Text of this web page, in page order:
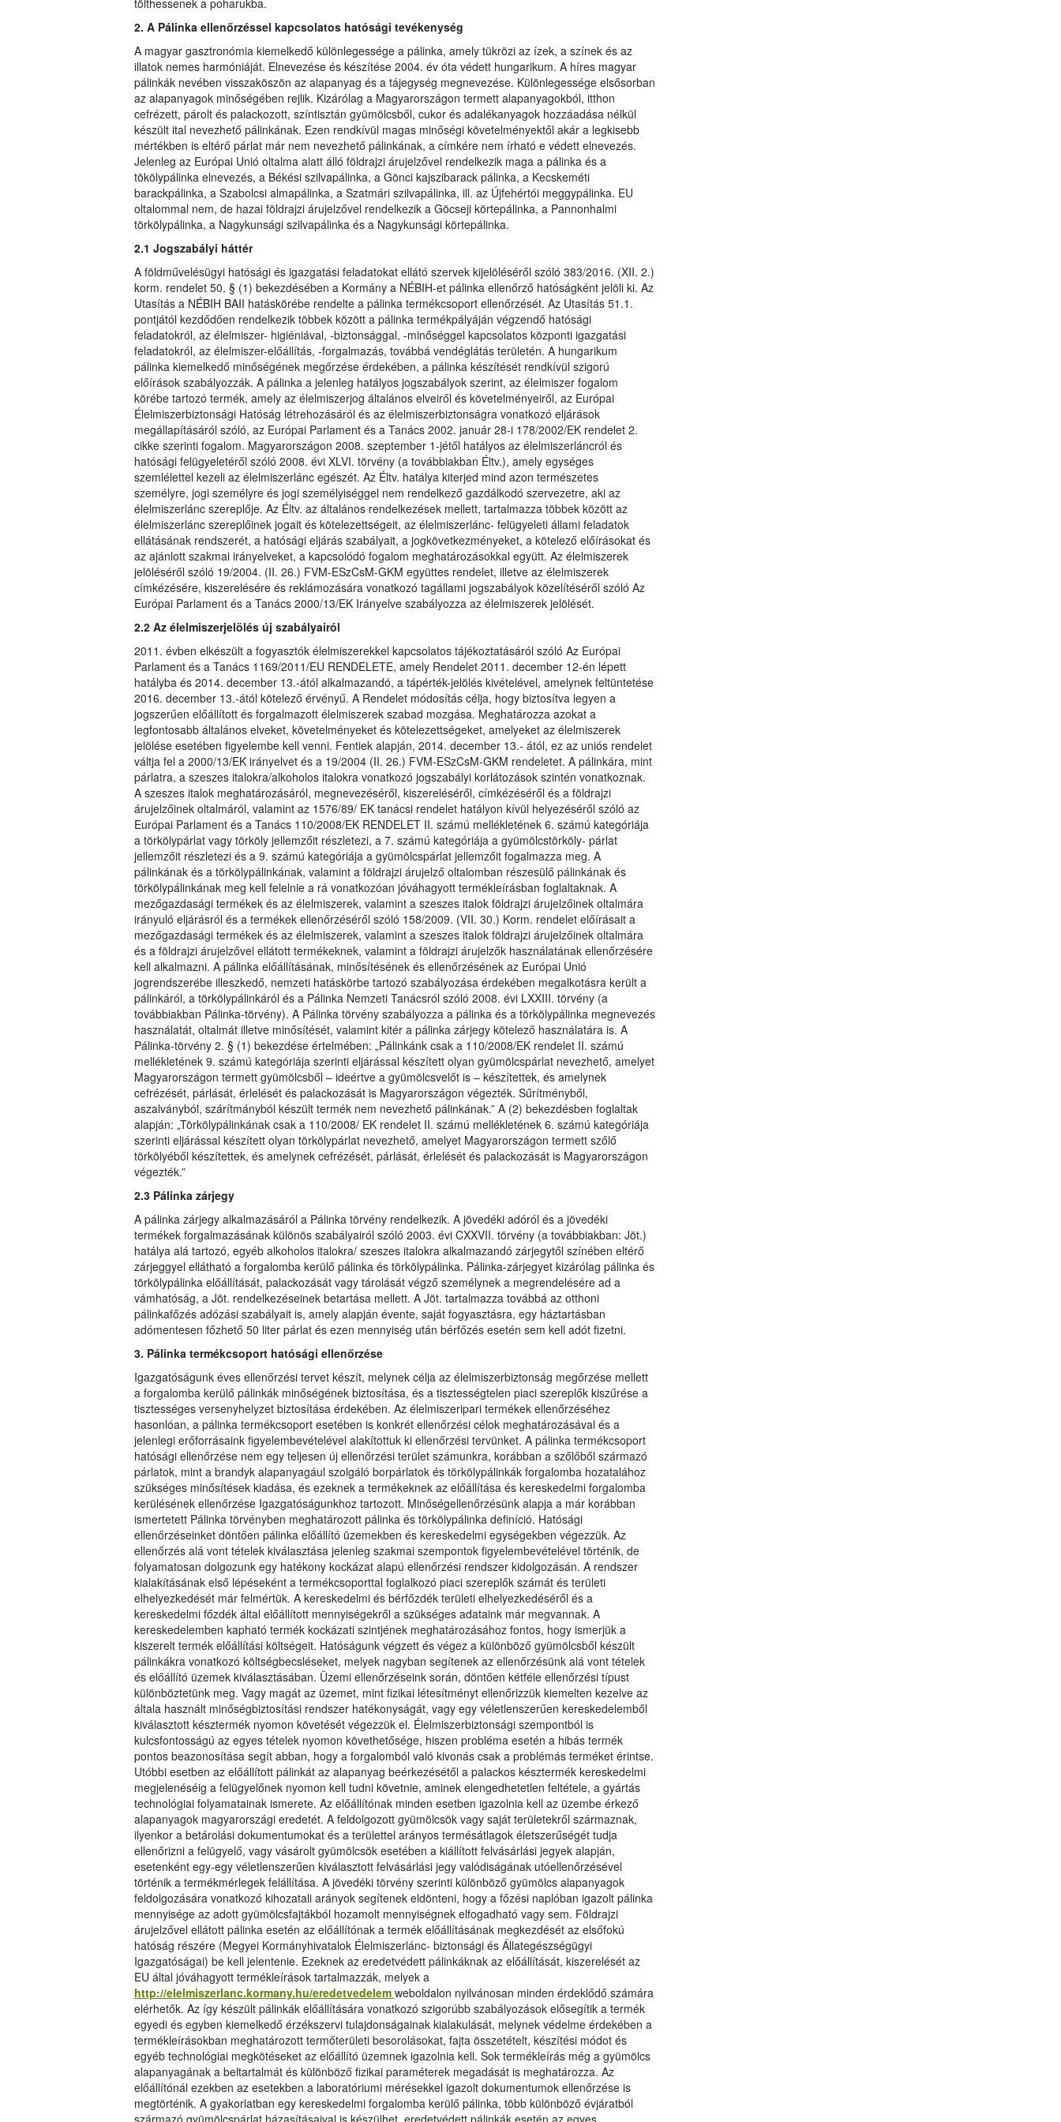
tölthessenek a poharukba.
2. A Pálinka ellenőrzéssel kapcsolatos hatósági tevékenység
A magyar gasztronómia kiemelkedő különlegessége a pálinka, amely tükrözi az ízek, a színek és az
illatok nemes harmóniáját. Elnevezése és készítése 2004. év óta védett hungarikum. A híres magyar
pálinkák nevében visszaköszön az alapanyag és a tájegység megnevezése. Különlegessége elsősorban
az alapanyagok minőségében rejlik. Kizárólag a Magyarországon termett alapanyagokból, itthon
cefrézett, párolt és palackozott, színtisztán gyümölcsből, cukor és adalékanyagok hozzáadása nélkül
készült ital nevezhető pálinkának. Ezen rendkívül magas minőségi követelményektől akár a legkisebb
mértékben is eltérő párlat már nem nevezhető pálinkának, a címkére nem írható e védett elnevezés.
Jelenleg az Európai Unió oltalma alatt álló földrajzi árujelzővel rendelkezik maga a pálinka és a
tökölypálinka elnevezés, a Békési szilvapálinka, a Gönci kajszibarack pálinka, a Kecskeméti
barackpálinka, a Szabolcsi almapálinka, a Szatmári szilvapálinka, ill. az Újfehértói meggypálinka. EU
oltalommal nem, de hazai földrajzi árujelzővel rendelkezik a Göcseji körtepálinka, a Pannonhalmi
törkölypálinka, a Nagykunsági szilvapálinka és a Nagykunsági körtepálinka.
2.1 Jogszabályi háttér
A földművelésügyi hatósági és igazgatási feladatokat ellátó szervek kijelöléséről szóló 383/2016. (XII. 2.)
korm. rendelet 50. § (1) bekezdésében a Kormány a NÉBIH-et pálinka ellenőrző hatóságként jelöli ki. Az
Utasítás a NÉBIH BAII hatáskörébe rendelte a pálinka termékcsoport ellenőrzését. Az Utasítás 51.1.
pontjától kezdődően rendelkezik többek között a pálinka termékpályáján végzendő hatósági
feladatokról, az élelmiszer- higiéniával, -biztonsággal, -minőséggel kapcsolatos központi igazgatási
feladatokról, az élelmiszer-előállítás, -forgalmazás, továbbá vendéglátás területén. A hungarikum
pálinka kiemelkedő minőségének megőrzése érdekében, a pálinka készítését rendkívül szigorú
előírások szabályozzák. A pálinka a jelenleg hatályos jogszabályok szerint, az élelmiszer fogalom
körébe tartozó termék, amely az élelmiszerjog általános elveiről és követelményeiről, az Európai
Élelmiszerbiztonsági Hatóság létrehozásáról és az élelmiszerbiztonságra vonatkozó eljárások
megállapításáról szóló, az Európai Parlament és a Tanács 2002. január 28-i 178/2002/EK rendelet 2.
cikke szerinti fogalom. Magyarországon 2008. szeptember 1-jétől hatályos az élelmiszerláncról és
hatósági felügyeletéről szóló 2008. évi XLVI. törvény (a továbbiakban Éltv.), amely egységes
szemlélettel kezeli az élelmiszerlánc egészét. Az Éltv. hatálya kiterjed mind azon természetes
személyre, jogi személyre és jogi személyiséggel nem rendelkező gazdálkodó szervezetre, aki az
élelmiszerlánc szereplője. Az Éltv. az általános rendelkezések mellett, tartalmazza többek között az
élelmiszerlánc szereplőinek jogait és kötelezettségeit, az élelmiszerlánc- felügyeleti állami feladatok
ellátásának rendszerét, a hatósági eljárás szabályait, a jogkövetkezményeket, a kötelező előírásokat és
az ajánlott szakmai irányelveket, a kapcsolódó fogalom meghatározásokkal együtt. Az élelmiszerek
jelöléséről szóló 19/2004. (II. 26.) FVM-ESzCsM-GKM együttes rendelet, illetve az élelmiszerek
címkézésére, kiszerelésére és reklámozására vonatkozó tagállami jogszabályok közelítéséről szóló Az
Európai Parlament és a Tanács 2000/13/EK Irányelve szabályozza az élelmiszerek jelölését.
2.2 Az élelmiszerjelölés új szabályairól
2011. évben elkészült a fogyasztók élelmiszerekkel kapcsolatos tájékoztatásáról szóló Az Európai
Parlament és a Tanács 1169/2011/EU RENDELETE, amely Rendelet 2011. december 12-én lépett
hatályba és 2014. december 13.-ától alkalmazandó, a tápérték-jelölés kivételével, amelynek feltüntetése
2016. december 13.-ától kötelező érvényű. A Rendelet módosítás célja, hogy biztosítva legyen a
jogszerűen előállított és forgalmazott élelmiszerek szabad mozgása. Meghatározza azokat a
legfontosabb általános elveket, követelményeket és kötelezettségeket, amelyeket az élelmiszerek
jelölése esetében figyelembe kell venni. Fentiek alapján, 2014. december 13.- ától, ez az uniós rendelet
váltja fel a 2000/13/EK irányelvet és a 19/2004 (II. 26.) FVM-ESzCsM-GKM rendeletet. A pálinkára, mint
párlatra, a szeszes italokra/alkoholos italokra vonatkozó jogszabályi korlátozások szintén vonatkoznak.
A szeszes italok meghatározásáról, megnevezéséről, kiszereléséről, címkézéséről és a földrajzi
árujelzőinek oltalmáról, valamint az 1576/89/ EK tanácsi rendelet hatályon kívül helyezéséről szóló az
Európai Parlament és a Tanács 110/2008/EK RENDELET II. számú mellékletének 6. számú kategóriája
a törkölypárlat vagy törköly jellemzőit részletezi, a 7. számú kategóriája a gyümölcstörköly- párlat
jellemzőit részletezi és a 9. számú kategóriája a gyümölcspárlat jellemzőit fogalmazza meg. A
pálinkának és a törkölypálinkának, valamint a földrajzi árujelző oltalomban részesülő pálinkának és
törkölypálinkának meg kell felelnie a rá vonatkozóan jóváhagyott termékleírásban foglaltaknak. A
mezőgazdasági termékek és az élelmiszerek, valamint a szeszes italok földrajzi árujelzőinek oltalmára
irányuló eljárásról és a termékek ellenőrzéséről szóló 158/2009. (VII. 30.) Korm. rendelet előírásait a
mezőgazdasági termékek és az élelmiszerek, valamint a szeszes italok földrajzi árujelzőinek oltalmára
és a földrajzi árujelzővel ellátott termékeknek, valamint a földrajzi árujelzők használatának ellenőrzésére
kell alkalmazni. A pálinka előállításának, minősítésének és ellenőrzésének az Európai Unió
jogrendszerébe illeszkedő, nemzeti hatáskörbe tartozó szabályozása érdekében megalkotásra került a
pálinkáról, a törkölypálinkáról és a Pálinka Nemzeti Tanácsról szóló 2008. évi LXXIII. törvény (a
továbbiakban Pálinka-törvény). A Pálinka törvény szabályozza a pálinka és a törkölypálinka megnevezés
használatát, oltalmát illetve minősítését, valamint kitér a pálinka zárjegy kötelező használatára is. A
Pálinka-törvény 2. § (1) bekezdése értelmében: „Pálinkánk csak a 110/2008/EK rendelet II. számú
mellékletének 9. számú kategóriája szerinti eljárással készített olyan gyümölcspárlat nevezhető, amelyet
Magyarországon termett gyümölcsből – ideértve a gyümölcsvelőt is – készítettek, és amelynek
cefrézését, párlását, érlelését és palackozását is Magyarországon végezték. Sűrítményből,
aszalványból, szárítmányból készült termék nem nevezhető pálinkának.” A (2) bekezdésben foglaltak
alapján: „Törkölypálinkának csak a 110/2008/ EK rendelet II. számú mellékletének 6. számú kategóriája
szerinti eljárással készített olyan törkölypárlat nevezhető, amelyet Magyarországon termett szőlő
törkölyéből készítettek, és amelynek cefrézését, párlását, érlelését és palackozását is Magyarországon
végezték.”
2.3 Pálinka zárjegy
A pálinka zárjegy alkalmazásáról a Pálinka törvény rendelkezik. A jövedéki adóról és a jövedéki
termékek forgalmazásának különös szabályairól szóló 2003. évi CXXVII. törvény (a továbbiakban: Jöt.)
hatálya alá tartozó, egyéb alkoholos italokra/ szeszes italokra alkalmazandó zárjegytől színében eltérő
zárjeggyel ellátható a forgalomba kerülő pálinka és törkölypálinka. Pálinka-zárjegyet kizárólag pálinka és
törkölypálinka előállítását, palackozását vagy tárolását végző személynek a megrendelésére ad a
vámhatóság, a Jöt. rendelkezéseinek betartása mellett. A Jöt. tartalmazza továbbá az otthoni
pálinkafőzés adózási szabályait is, amely alapján évente, saját fogyasztásra, egy háztartásban
adómentesen főzhető 50 liter párlat és ezen mennyiség után bérfőzés esetén sem kell adót fizetni.
3. Pálinka termékcsoport hatósági ellenőrzése
Igazgatóságunk éves ellenőrzési tervet készít, melynek célja az élelmiszerbiztonság megőrzése mellett
a forgalomba kerülő pálinkák minőségének biztosítása, és a tisztességtelen piaci szereplők kiszűrése a
tisztességes versenyhelyzet biztosítása érdekében. Az élelmiszeripari termékek ellenőrzéséhez
hasonlóan, a pálinka termékcsoport esetében is konkrét ellenőrzési célok meghatározásával és a
jelenlegi erőforrásaink figyelembevételével alakítottuk ki ellenőrzési tervünket. A pálinka termékcsoport
hatósági ellenőrzése nem egy teljesen új ellenőrzési terület számunkra, korábban a szőlőből származó
párlatok, mint a brandyk alapanyagául szolgáló borpárlatok és törkölypálinkák forgalomba hozatalához
szükséges minősítések kiadása, és ezeknek a termékeknek az előállítása és kereskedelmi forgalomba
kerülésének ellenőrzése Igazgatóságunkhoz tartozott. Minőségellenőrzésünk alapja a már korábban
ismertetett Pálinka törvényben meghatározott pálinka és törkölypálinka definíció. Hatósági
ellenőrzéseinket döntően pálinka előállító üzemekben és kereskedelmi egységekben végezzük. Az
ellenőrzés alá vont tételek kiválasztása jelenleg szakmai szempontok figyelembevételével történik, de
folyamatosan dolgozunk egy hatékony kockázat alapú ellenőrzési rendszer kidolgozásán. A rendszer
kialakításának első lépéseként a termékcsoporttal foglalkozó piaci szereplők számát és területi
elhelyezkedését már felmértük. A kereskedelmi és bérfőzdék területi elhelyezkedéséről és a
kereskedelmi főzdék által előállított mennyiségekről a szükséges adataink már megvannak. A
kereskedelemben kapható termék kockázati szintjének meghatározásához fontos, hogy ismerjük a
kiszerelt termék előállítási költségeit. Hatóságunk végzett és végez a különböző gyümölcsből készült
pálinkákra vonatkozó költségbecsléseket, melyek nagyban segítenek az ellenőrzésünk alá vont tételek
és előállító üzemek kiválasztásában. Üzemi ellenőrzéseink során, döntően kétféle ellenőrzési típust
különböztetünk meg. Vagy magát az üzemet, mint fizikai létesítményt ellenőrizzük kiemelten kezelve az
általa használt minőségbiztosítási rendszer hatékonyságát, vagy egy véletlenszerűen kereskedelemből
kiválasztott késztermék nyomon követését végezzük el. Élelmiszerbiztonsági szempontból is
kulcsfontosságú az egyes tételek nyomon követhetősége, hiszen probléma esetén a hibás termék
pontos beazonosítása segít abban, hogy a forgalomból való kivonás csak a problémás terméket érintse.
Utóbbi esetben az előállított pálinkát az alapanyag beérkezésétől a palackos késztermék kereskedelmi
megjelenéséig a felügyelőnek nyomon kell tudni követnie, aminek elengedhetetlen feltétele, a gyártás
technológiai folyamatainak ismerete. Az előállítónak minden esetben igazolnia kell az üzembe érkező
alapanyagok magyarországi eredetét. A feldolgozott gyümölcsök vagy saját területekről származnak,
ilyenkor a betárolási dokumentumokat és a területtel arányos termésátlagok életszerűségét tudja
ellenőrizni a felügyelő, vagy vásárolt gyümölcsök esetében a kiállított felvásárlási jegyek alapján,
esetenként egy-egy véletlenszerűen kiválasztott felvásárlási jegy valódiságának utóellenőrzésével
történik a termékmérlegek felállítása. A jövedéki törvény szerinti különböző gyümölcs alapanyagok
feldolgozására vonatkozó kihozatali arányok segítenek eldönteni, hogy a főzési naplóban igazolt pálinka
mennyisége az adott gyümölcsfajtákból hozamolt mennyiségnek elfogadható vagy sem. Földrajzi
árujelzővel ellátott pálinka esetén az előállítónak a termék előállításának megkezdését az elsőfokú
hatóság részére (Megyei Kormányhivatalok Élelmiszerlánc- biztonsági és Állategészségügyi
Igazgatóságai) be kell jelentenie. Ezeknek az eredetvédett pálinkáknak az előállítását, kiszerelését az
EU által jóváhagyott termékleírások tartalmazzák, melyek a
http://elelmiszerlanc.kormany.hu/eredetvedelem weboldalon nyilvánosan minden érdeklődő számára
elérhetők. Az így készült pálinkák előállítására vonatkozó szigorúbb szabályozások elősegítik a termék
egyedi és egyben kiemelkedő érzékszervi tulajdonságainak kialakulását, melynek védelme érdekében a
termékleírásokban meghatározott termőterületi besorolásokat, fajta összetételt, készítési módot és
egyéb technológiai megkötéseket az előállító üzemnek igazolnia kell. Sok termékleírás még a gyümölcs
alapanyagának a beltartalmát és különböző fizikai paraméterek megadását is meghatározza. Az
előállítónál ezekben az esetekben a laboratóriumi mérésekkel igazolt dokumentumok ellenőrzése is
megtörténik. A gyakorlatban egy kereskedelmi forgalomba kerülő pálinka, több különböző évjáratból